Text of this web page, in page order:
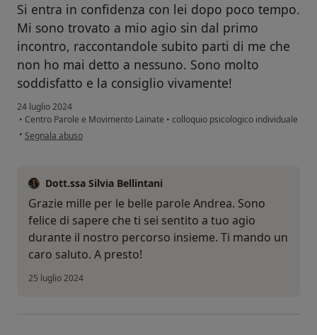
Si entra in confidenza con lei dopo poco tempo.
Mi sono trovato a mio agio sin dal primo
incontro, raccontandole subito parti di me che
non ho mai detto a nessuno. Sono molto
soddisfatto e la consiglio vivamente!
24 luglio 2024
• Centro Parole e Movimento Lainate • colloquio psicologico individuale
• secondo l'opinione dell'utente Andrea
Segnala abuso
Dott.ssa Silvia Bellintani
Grazie mille per le belle parole Andrea. Sono
felice di sapere che ti sei sentito a tuo agio
durante il nostro percorso insieme. Ti mando un
caro saluto. A presto!
25 luglio 2024